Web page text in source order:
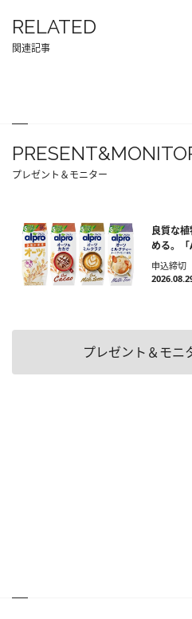
RELATED
関連記事
プレゼント＆モニター
良質な
める。「
申込締切
プレゼント＆モニ